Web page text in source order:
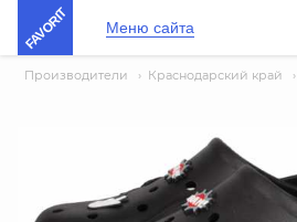
FAVORIT Меню сайта
Производители › Краснодарский край ›